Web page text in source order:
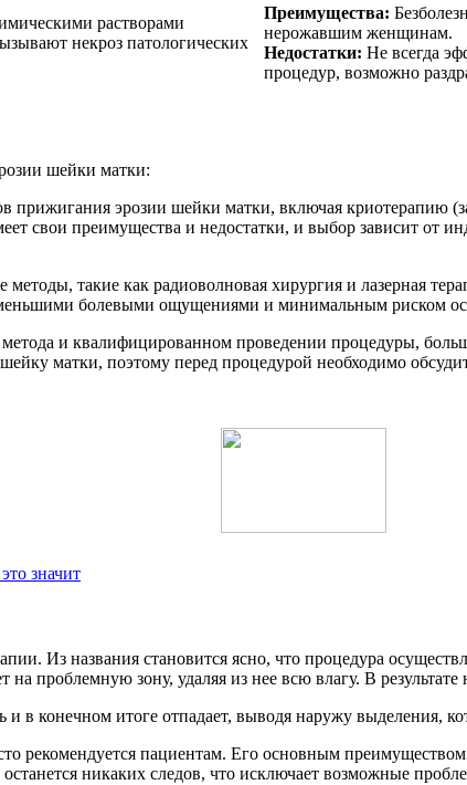
растворами
некроз патологических
Преимущества:
нерожавшим женщинам.
Недостатки: Не всегда
процедур, возможно
шейки матки:
прижигания эрозии шейки матки, включая
свои преимущества и недостатки, и выбор зависит от
методы, такие как радиоволновая хирургия и лазерная
болевыми ощущениями и минимальным риском
и квалифицированном проведении процедуры,
матки, поэтому перед процедурой необходимо
значит
Из названия становится ясно, что процедура
на проблемную зону, удаляя из нее всю влагу. В
и в конечном итоге отпадает, выводя наружу выделения,
рекомендуется пациентам. Его основным
никаких следов, что исключает возможные